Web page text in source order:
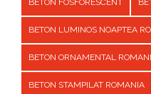
BETON FOSFORESCENT
BETON LUMINOS NOAPTEA
BETON ORNAMENTAL
BETON STAMPILAT ROMANIA